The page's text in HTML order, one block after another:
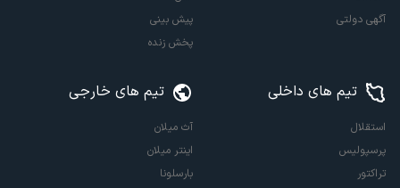
آگهی دولتی
پیش بینی
پخش زنده
تیم های داخلی
استقلال
پرسپولیس
تراکتور
تیم های خارجی
آث میلان
اینتر میلان
بارسلونا